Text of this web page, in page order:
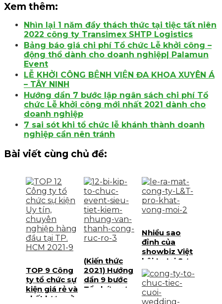
Xem thêm:
Nhìn lại 1 năm đầy thách thức tại tiệc tất niên
2022 công ty Transimex SHTP Logistics
Bảng báo giá chi phí Tổ chức Lễ khởi công –
động thổ dành cho doanh nghiệp| Palamun
Event
LỄ KHỞI CÔNG BỆNH VIỆN ĐA KHOA XUYÊN Á
– TÂY NINH
Hướng dẩn 7 bước lập ngân sách chi phí Tổ
chức Lễ khởi công mới nhất 2021 dành cho
doanh nghiệp
7 sai sót khi tổ chức lễ khánh thành doanh
nghiệp cần nên tránh
Bài viết cùng chủ đề:
TOP 9 Công
ty tổ chức sự
kiện giá rẻ và
chất lượng ở
(Kiến thức
2021) Hướng
dẩn 9 bước
Tổ chức sự
Nhiều sao
đỉnh của
showbiz Việt
hội tụ tại Sự
Kiện Ra Mắt
L&T Pro –
Khát Vọng
Mới